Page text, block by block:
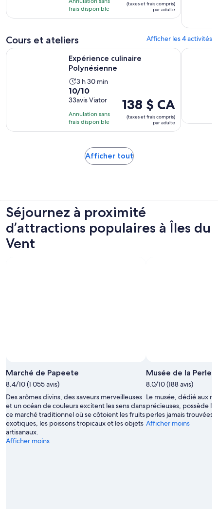
30 minutes
avec
33 avis
frais disponible
est
de 138 $ CA.
(taxes et frais compris)
par adulte
Cours et ateliers Afficher les 4 activités
Expérience culinaire
Polynésienne
L’activité
dure
3 heures
et
30 minutes
3 h 30 min
10.0
sur
10
avec
33 avis
10/10
33avis Viator
Annulation sans
frais disponible
Le
prix
est
de 138 $ CA.
adulte
138 $ CA
(taxes et frais compris)
par adulte
Expérience culinaire Polynésienne S’ouvre dans un nouvel
Atelier
Afficher toutS’ouvre
Séjournez à proximité
d’attractions populaires à Îles du
Vent
Marché de Papeete
8.4/10 (1 055 avis)
Des arômes divins, des saveurs merveilleuses
et un océan de couleurs excitent les sens dans
ce marché traditionnel où se côtoient les fruits
exotiques, les poissons tropicaux et les objets
artisanaux.
Afficher moins
Musée de la Perle
8.0/10 (188 avis)
Le musée, dédié aux
précieuses, possède
perles jamais trouvées.
Afficher moins